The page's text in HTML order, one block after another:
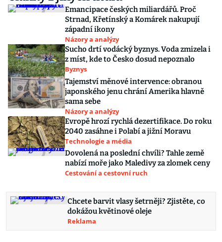
Emancipace českých miliardářů. Proč
Strnad, Křetínský a Komárek nakupují
západní ikony
Názory a analýzy
Sucho drtí vodácký byznys. Voda zmizela i
z míst, kde to Česko dosud nepoznalo
Byznys
Tajemství měnové intervence: obranou
japonského jenu chrání Amerika hlavně
sama sebe
Názory a analýzy
Evropě hrozí rychlá dezertifikace. Do roku
2040 zasáhne i Polabí a jižní Moravu
Technologie a média
Dovolená na poslední chvíli? Tahle země
nabízí moře jako Maledivy za zlomek ceny
Cestování a cestovní ruch
Chcete barvit vlasy šetrněji? Zjistěte, co
dokážou květinové oleje
Reklama